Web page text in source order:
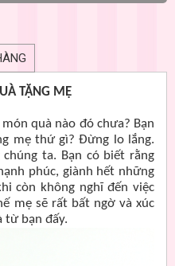
TẶNG MẸ
quà nào đó chưa? Bạn
mẹ thứ gì? Đừng lo lắng.
ta. Bạn có biết rằng
phúc, giành hết những
còn không nghĩ đến việc
mẹ sẽ rất bất ngờ và xúc
từ bạn đấy.